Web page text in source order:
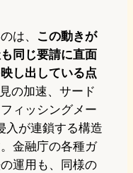
は、 この動きが
同じ要請に直面
し出している点
の加速、サード
ィッシングメー
入が連鎖する構造
金融庁の各種ガ
運用も、同様の